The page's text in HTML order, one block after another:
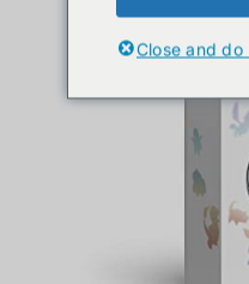
ニュース
Close and